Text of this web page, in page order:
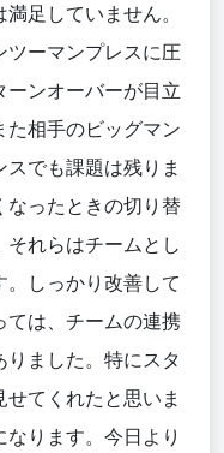
足していません。
ツーマンプレスに圧
ーンオーバーが目立
た相手のビッグマン
でも課題は残りま
なったときの切り替
それらはチームとし
しっかり改善して
ては、チームの連携
りました。特にスタ
てくれたと思いま
ります。今日より